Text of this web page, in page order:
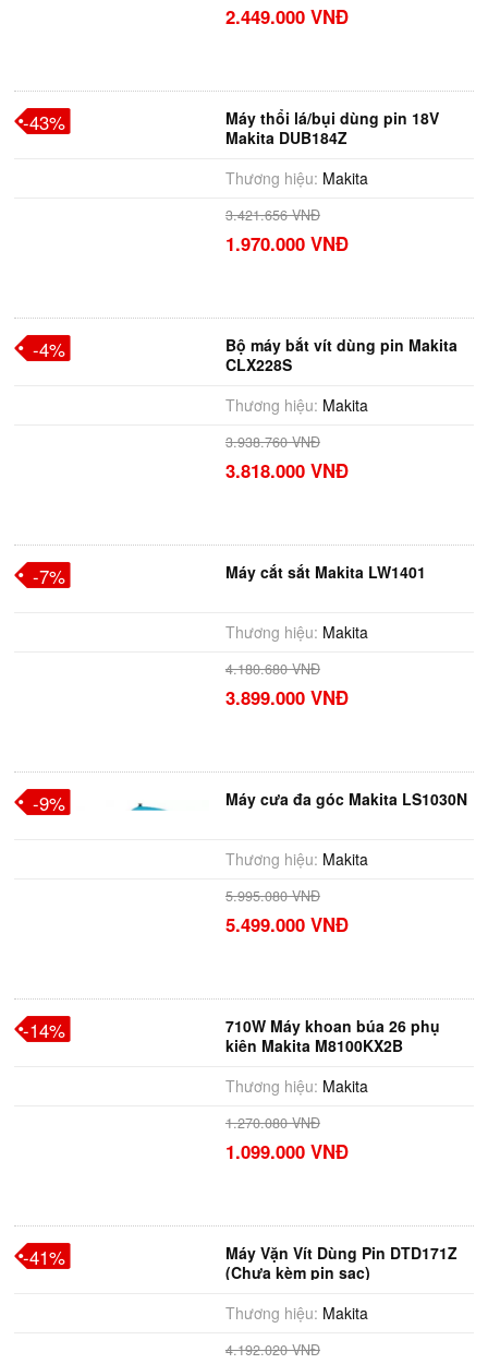
2.449.000 VNĐ
Máy thổi lá/bụi dùng pin 18V
Makita DUB184Z
Thương hiệu: Makita
3.421.656 VNĐ
1.970.000 VNĐ
-43%
Bộ máy bắt vít dùng pin Makita
CLX228S
Thương hiệu: Makita
3.938.760 VNĐ
3.818.000 VNĐ
-4%
Máy cắt sắt Makita LW1401
Thương hiệu: Makita
4.180.680 VNĐ
3.899.000 VNĐ
-7%
Máy cưa đa góc Makita LS1030N
Thương hiệu: Makita
5.995.080 VNĐ
5.499.000 VNĐ
-9%
710W Máy khoan búa 26 phụ
kiện Makita M8100KX2B
Thương hiệu: Makita
1.270.080 VNĐ
1.099.000 VNĐ
-14%
Máy Vặn Vít Dùng Pin DTD171Z
(Chưa kèm pin sạc)
Thương hiệu: Makita
4.192.020 VNĐ
-41%